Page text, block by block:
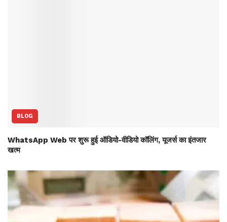
BLOG
WhatsApp Web पर शुरू हुई ऑडियो-वीडियो कॉलिंग, यूजर्स का इंतजार
खत्म